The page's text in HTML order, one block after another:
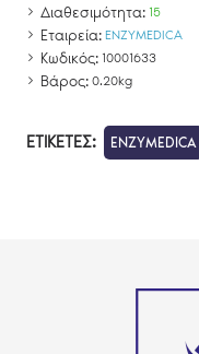
Διαθεσιμότητα: 15
Εταιρεία: ENZYMEDICA
Κωδικός: 10001633
Βάρος: 0.20kg
ΕΤΙΚΈΤΕΣ: ENZYMEDICA